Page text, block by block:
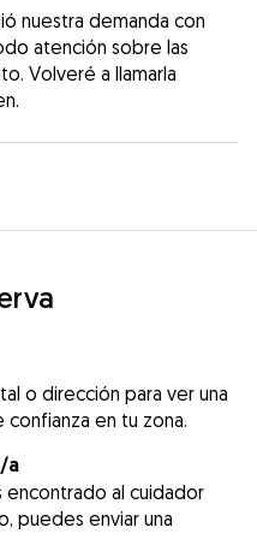
nuestra demanda con
atención sobre las
Volveré a llamarla
o dirección para ver una
en tu zona.
a
encontrado al cuidador
puedes enviar una